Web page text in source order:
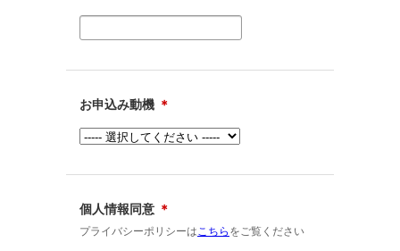
お申込み動機 ＊
個人情報同意 ＊
プライバシーポリシーはこちら をご覧ください